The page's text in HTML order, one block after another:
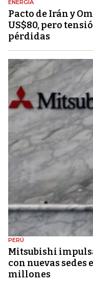
ENERGÍA
Pacto de Irán y
US$80, pero
pérdidas
PERÚ
Mitsubishi
con nuevas sedes
millones